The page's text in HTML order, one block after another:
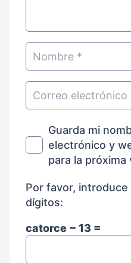
Guarda mi
electrónico y
para la
Por favor,
dígitos:
catorce − 13 =